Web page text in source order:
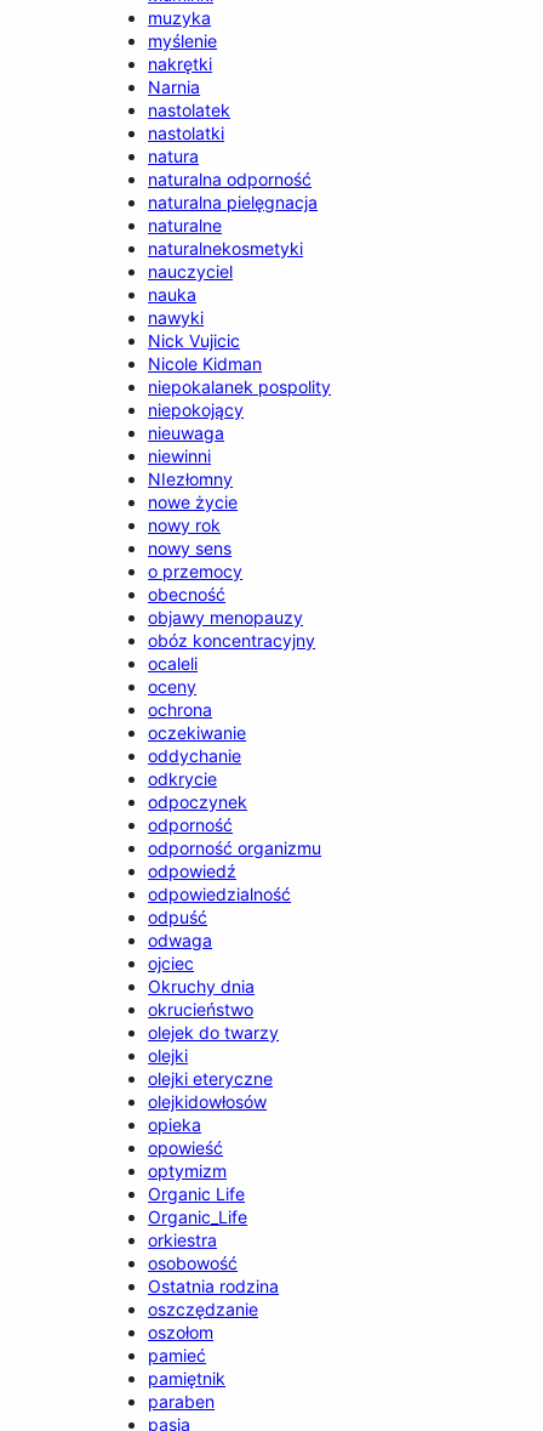
muzyka
myślenie
nakrętki
Narnia
nastolatek
nastolatki
natura
naturalna odporność
naturalna pielęgnacja
naturalne
naturalnekosmetyki
nauczyciel
nauka
nawyki
Nick Vujicic
Nicole Kidman
niepokalanek pospolity
niepokojący
nieuwaga
niewinni
NIezłomny
nowe życie
nowy rok
nowy sens
o przemocy
obecność
objawy menopauzy
obóz koncentracyjny
ocaleli
oceny
ochrona
oczekiwanie
oddychanie
odkrycie
odpoczynek
odporność
odporność organizmu
odpowiedź
odpowiedzialność
odpuść
odwaga
ojciec
Okruchy dnia
okrucieństwo
olejek do twarzy
olejki
olejki eteryczne
olejkidowłosów
opieka
opowieść
optymizm
Organic Life
Organic_Life
orkiestra
osobowość
Ostatnia rodzina
oszczędzanie
oszołom
pamieć
pamiętnik
paraben
pasja